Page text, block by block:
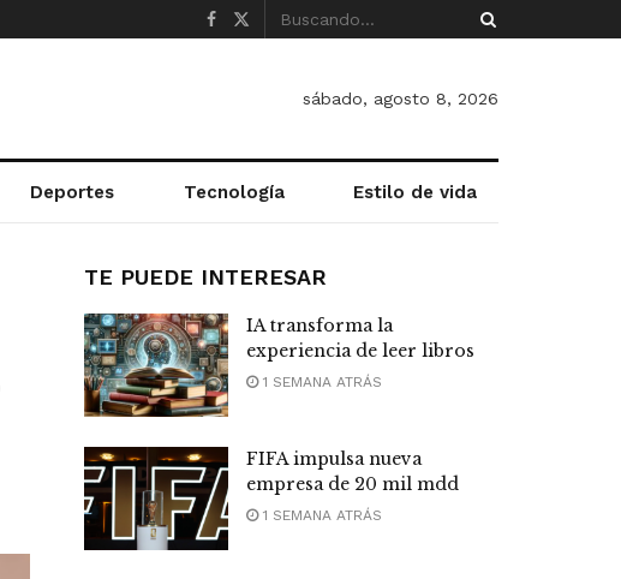
sábado, agosto 8, 2026
Deportes Tecnología Estilo de vida
TE PUEDE INTERESAR
IA transforma la
experiencia de leer libros
1 SEMANA ATRÁS
FIFA impulsa nueva
empresa de 20 mil mdd
1 SEMANA ATRÁS